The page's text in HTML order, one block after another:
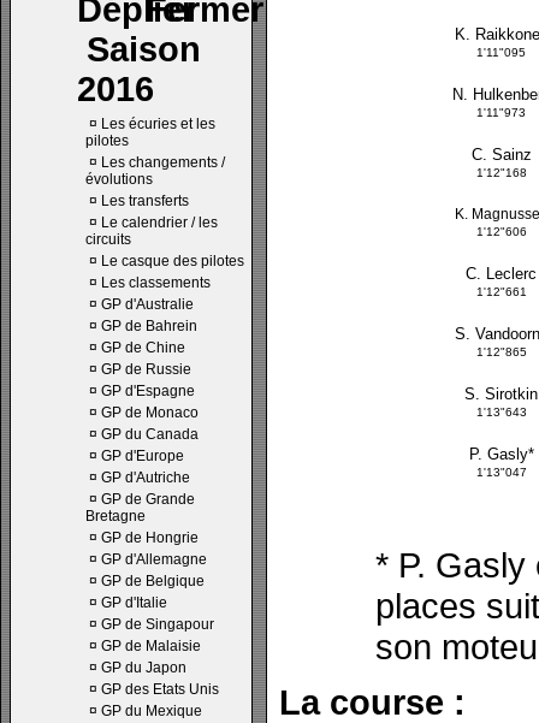
Saison
2016
¤ Les écuries et les
pilotes
¤ Les changements /
évolutions
¤ Les transferts
¤ Le calendrier / les
circuits
¤ Le casque des pilotes
¤ Les classements
¤ GP d'Australie
¤ GP de Bahrein
¤ GP de Chine
¤ GP de Russie
¤ GP d'Espagne
¤ GP de Monaco
¤ GP du Canada
¤ GP d'Europe
¤ GP d'Autriche
¤ GP de Grande
Bretagne
¤ GP de Hongrie
¤ GP d'Allemagne
¤ GP de Belgique
¤ GP d'Italie
¤ GP de Singapour
¤ GP de Malaisie
¤ GP du Japon
¤ GP des Etats Unis
¤ GP du Mexique
K.
1'11"095
N.
1'11"973
C. Sainz
1'12"168
K.
1'12"606
C. Leclerc
1'12"661
S.
1'12"865
S. Sirotkin
1'13"643
P. Gasly*
1'13"047
* P. Gasly
places
son
La course :